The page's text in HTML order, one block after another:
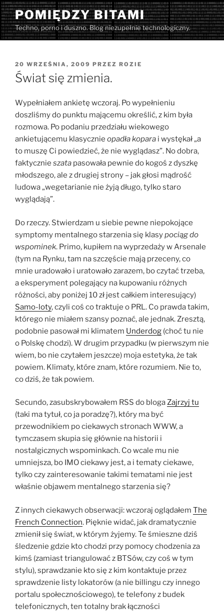
Przejdź
do
treści
POMIĘDZY BITAMI
Techno, porno i duszno. Blog niezupełnie technologiczny.
OPUBLIKOWANE
W
20 WRZEŚNIA, 2009 PRZEZ ROZIE
Świat się zmienia.
Wypełniałem ankietę wczoraj. Po wypełnieniu
doszliśmy do punktu mającemu określić, z kim była
rozmowa. Po podaniu przedziału wiekowego
ankietującemu klasycznie opadła kopara i wystękał „a
to muszę Ci powiedzieć, że nie wyglądasz”. No dobra,
faktycznie szata pasowała pewnie do kogoś z dyszkę
młodszego, ale z drugiej strony – jak głosi mądrość
ludowa „wegetarianie nie żyją długo, tylko staro
wyglądają”.
Do rzeczy. Stwierdzam u siebie pewne niepokojące
symptomy mentalnego starzenia się klasypociąg do
wspominek. Primo, kupiłem na wyprzedaży w Arsenale
(tym na Rynku, tam na szczęście mają przeceny, co
mnie uradowało i uratowało zarazem, bo czytać trzeba,
a eksperyment polegający na kupowaniu różnych
różności, aby poniżej 10 zł jest całkiem interesujący)
Samo-loty, czyli coś co traktuje o PRL. Co prawda takim,
którego nie miałem szansy poznać, ale jednak. Zresztą,
podobnie pasował mi klimatem Underdog (choć tu nie
o Polskę chodzi). W drugim przypadku (w pierwszym nie
wiem, bo nie czytałem jeszcze) moja estetyka, że tak
powiem. Klimaty, które znam, które rozumiem. Nie to,
co dziś, że tak powiem.
Secundo, zasubskrybowałem RSS do blogaZajrzyj tu
(taki ma tytuł, co ja poradzę?), który ma być
przewodnikiem po ciekawych stronach WWW, a
tymczasem skupia się głównie na historii i
nostalgicznych wspominkach. Co wcale mu nie
umniejsza, bo IMO ciekawy jest, a i tematy ciekawe,
tylko czy zainteresowanie takimi tematami nie jest
właśnie objawem mentalnego starzenia się?
Z innych ciekawych obserwacji: wczoraj oglądałem The
French Connection. Pięknie widać, jak dramatycznie
zmienił się świat, w którym żyjemy. Te śmieszne dziś
śledzenie gdzie kto chodzi przy pomocy chodzenia za
kimś (zamiast triangulować z BTSów, czy coś w tym
stylu), sprawdzanie kto się z kim kontaktuje przez
sprawdzenie listy lokatorów (a nie billingu czy innego
portalu społecznościowego), te telefony z budek
telefonicznych, ten totalny brak łączności